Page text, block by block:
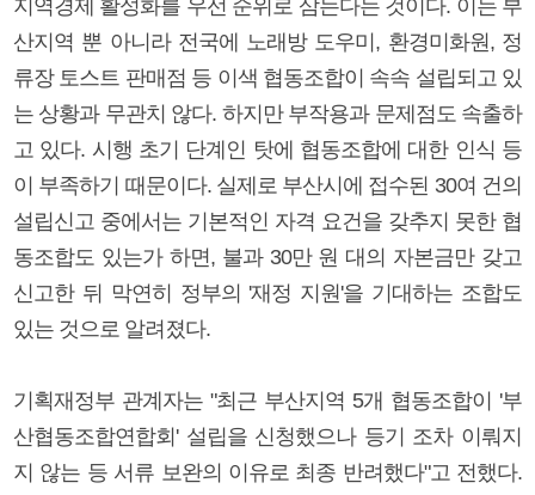
지역경제 활성화를 우선 순위로 삼는다는 것이다. 이는 부
산지역 뿐 아니라 전국에 노래방 도우미, 환경미화원, 정
류장 토스트 판매점 등 이색 협동조합이 속속 설립되고 있
는 상황과 무관치 않다. 하지만 부작용과 문제점도 속출하
고 있다. 시행 초기 단계인 탓에 협동조합에 대한 인식 등
이 부족하기 때문이다. 실제로 부산시에 접수된 30여 건의
설립신고 중에서는 기본적인 자격 요건을 갖추지 못한 협
동조합도 있는가 하면, 불과 30만 원 대의 자본금만 갖고
신고한 뒤 막연히 정부의 '재정 지원'을 기대하는 조합도
있는 것으로 알려졌다.
기획재정부 관계자는 "최근 부산지역 5개 협동조합이 '부
산협동조합연합회' 설립을 신청했으나 등기 조차 이뤄지
지 않는 등 서류 보완의 이유로 최종 반려했다"고 전했다.